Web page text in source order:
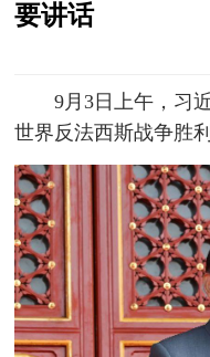
要讲话
9月3日上午，习
世界反法西斯战争胜